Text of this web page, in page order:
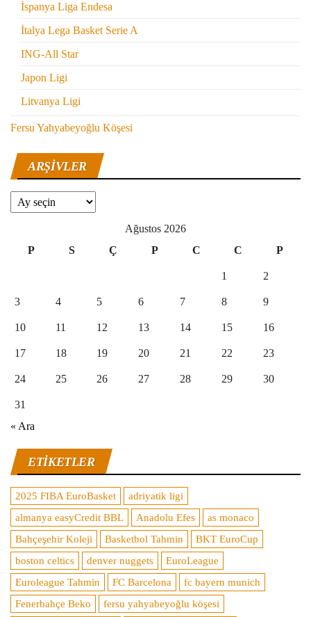
İspanya Liga Endesa
İtalya Lega Basket Serie A
ING-All Star
Japon Ligi
Litvanya Ligi
Fersu Yahyabeyoğlu Köşesi
ARŞIVLER
Arşivler
Ağustos 2026
P
S Ç P C C P
1 2
3 4 5 6 7 8 9
10 11 12 13 14 15 16
17 18 19 20 21 22 23
24 25 26 27 28 29 30
31
« Ara
ETIKETLER
2025 FIBA EuroBasket
adriyatik ligi
almanya easyCredit BBL
Anadolu Efes
as monaco
Bahçeşehir Koleji
Basketbol Tahmin
BKT EuroCup
boston celtics
denver nuggets
EuroLeague
Euroleague Tahmin
FC Barcelona
fc bayern munich
Fenerbahçe Beko
fersu yahyabeyoğlu köşesi